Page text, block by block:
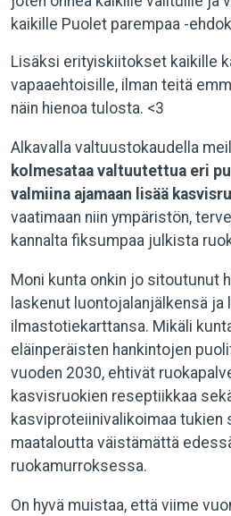
kaikille Puolet parempaa -
Lisäksi erityiskiitokset kaikille
vapaaehtoisille, ilman teitä
näin hienoa tulosta. <3
Alkavalla valtuustokaudella
kolmesataa valtuutettua eri
valmiina ajamaan lisää
vaatimaan niin ympäristön,
kannalta fiksumpaa julkista
Moni kunta onkin jo sitoutunut
laskenut luontojalanjälkensä ja
ilmastotiekarttansa. Mikäli
eläinperäisten hankintojen
vuoden 2030, ehtivät
kasvisruokien reseptiikkaa
kasviproteiinivalikoimaa tukien
maataloutta väistämättä
ruokamurroksessa.
On hyvä muistaa, että viime